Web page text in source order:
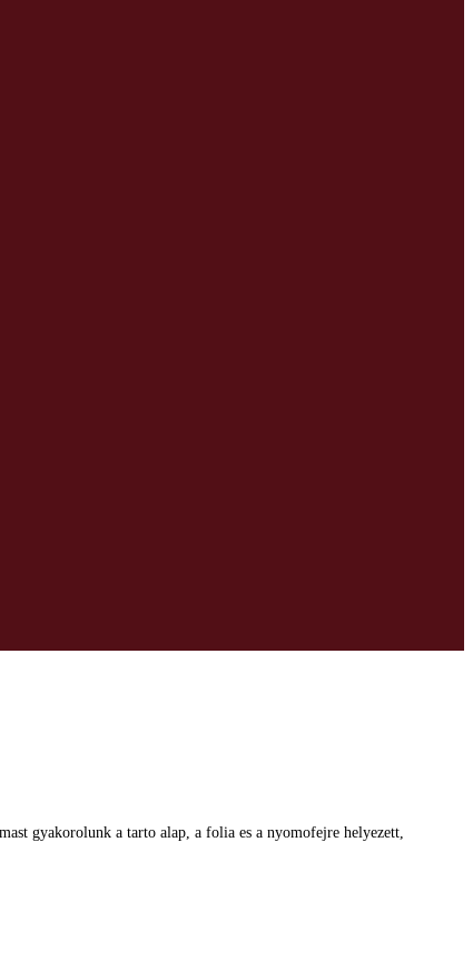
gyakorolunk a tarto alap, a folia es a nyomofejre helyezett,